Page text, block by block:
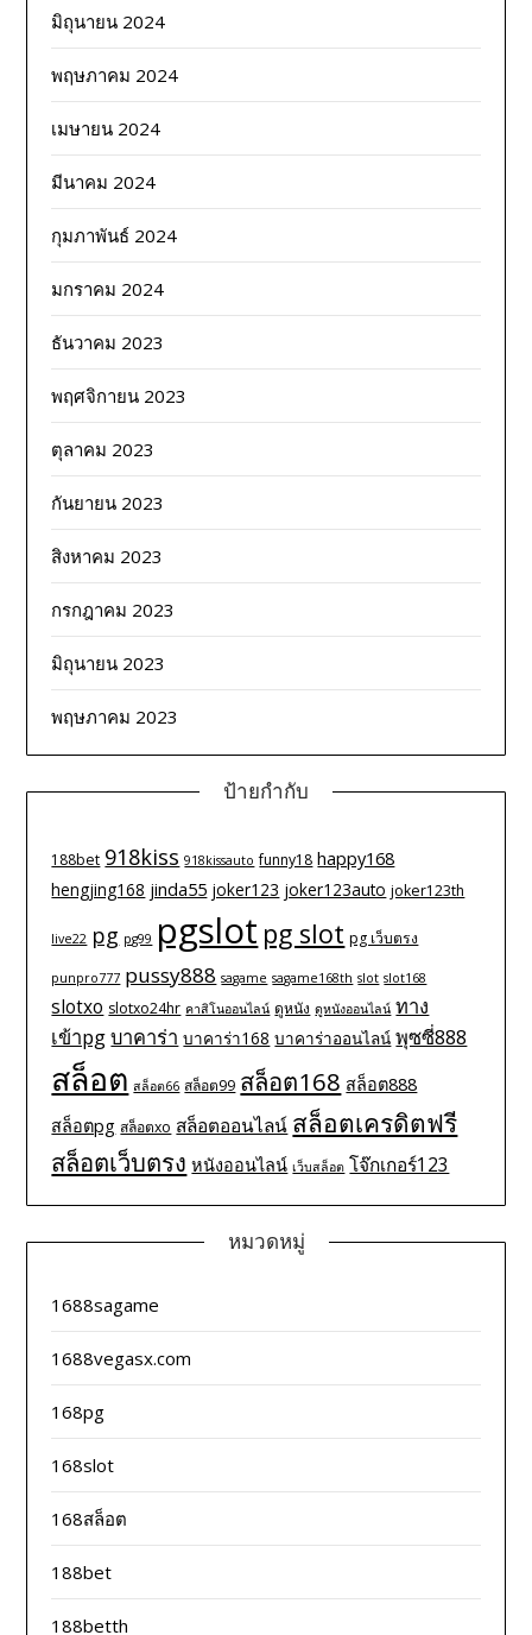
มิถุนายน 2024
พฤษภาคม 2024
เมษายน 2024
มีนาคม 2024
กุมภาพันธ์ 2024
มกราคม 2024
ธันวาคม 2023
พฤศจิกายน 2023
ตุลาคม 2023
กันยายน 2023
สิงหาคม 2023
กรกฎาคม 2023
มิถุนายน 2023
พฤษภาคม 2023
ป้ายกำกับ
188bet 918kiss 918kissauto funny18 happy168
hengjing168 jinda55 joker123 joker123auto joker123th
live22 pg pg99 pgslot pg slot pg เว็บตรง
punpro777 pussy888 sagame sagame168th slot slot168
slotxo slotxo24hr คาสิโนออนไลน์ ดูหนัง ดูหนังออนไลน์ ทาง
เข้าpgบาคาร่า บาคาร่า168 บาคาร่าออนไลน์ พุซซี่888
สล็อต สล็อต66 สล็อต99 สล็อต168 สล็อต888
สล็อตpg สล็อตxo สล็อตออนไลน์ สล็อตเครดิตฟรี
สล็อตเว็บตรง หนังออนไลน์ เว็บสล็อต โจ๊กเกอร์123
หมวดหมู่
1688sagame
1688vegasx.com
168pg
168slot
168สล็อต
188bet
188betth